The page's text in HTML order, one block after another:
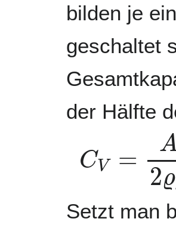
bilden je
geschaltet
der Hälfte
CV ϱ
Setzt man